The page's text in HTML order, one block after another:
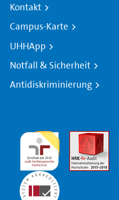
Kontakt
Campus-Karte
UHHApp
Notfall & Sicherheit
Antidiskriminierung